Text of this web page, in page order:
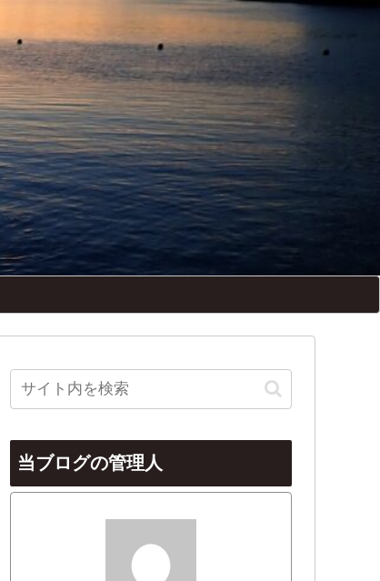
当ブログの管理人